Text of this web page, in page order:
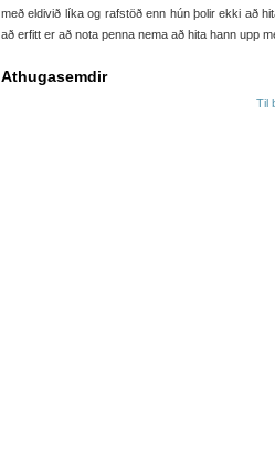
með eldivið líka og rafstöð enn hún þolir ekki að
að erfitt er að nota penna nema að hita hann upp
Athugasemdir
Til